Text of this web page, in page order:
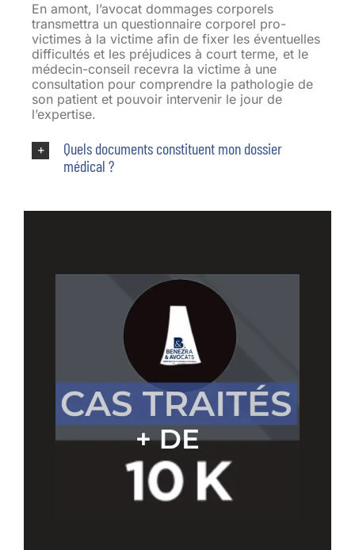
En amont, l’avocat dommages corporels
transmettra un questionnaire corporel pro-
victimes à la victime afin de fixer les éventuelles
difficultés et les préjudices à court terme, et le
médecin-conseil recevra la victime à une
consultation pour comprendre la pathologie de
son patient et pouvoir intervenir le jour de
l’expertise.
Quels documents constituent mon dossier
médical ?